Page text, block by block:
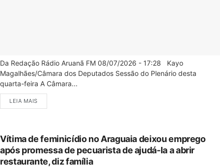
Da Redação Rádio Aruanã FM 08/07/2026 - 17:28 Kayo
Magalhães/Câmara dos Deputados Sessão do Plenário desta
quarta-feira A Câmara...
LEIA MAIS
Vítima de feminicídio no Araguaia deixou emprego
após promessa de pecuarista de ajudá-la a abrir
restaurante, diz família